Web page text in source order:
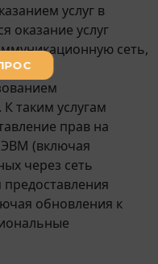
услуг в
оказание услуг
сеть,
таким услугам
прав на
(включая
через сеть
обновления к